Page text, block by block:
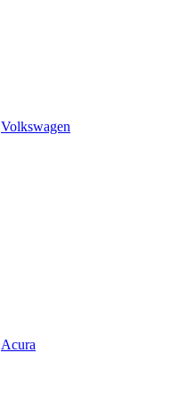
Volkswagen
Acura